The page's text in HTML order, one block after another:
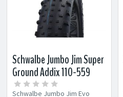
Schwalbe Jumbo Jim Super
Ground Addix 110-559
(26x4.4") Fatbikerengas
Schwalbe Jumbo Jim Evo